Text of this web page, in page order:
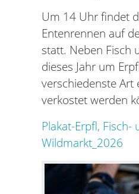
Um 14 Uhr findet
Entenrennen auf
statt. Neben Fisch
dieses Jahr um
verschiedenste Art
verkostet werden
Plakat-Erpfl, Fisch-
Wildmarkt_2026